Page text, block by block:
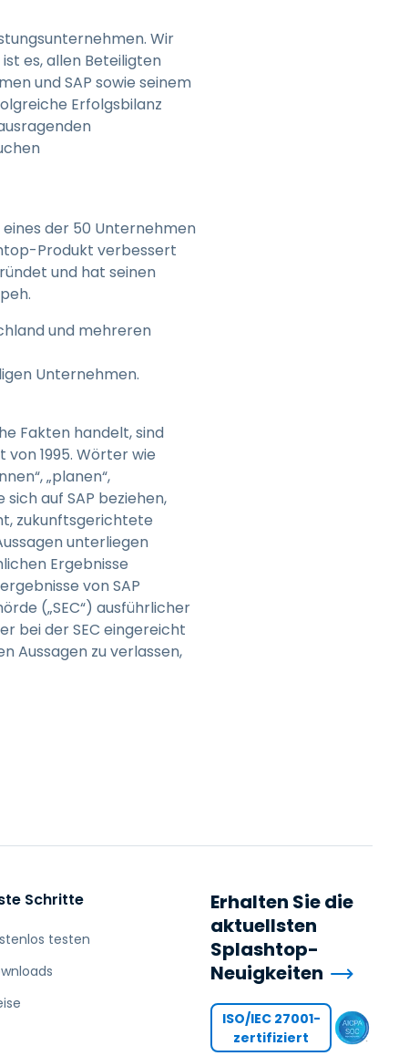
Wir
es, allen Beteiligten
und SAP sowie seinem
Erfolgsbilanz
der 50 Unternehmen
Produkt verbessert
und hat seinen
und mehreren
Unternehmen.
Fakten handelt, sind
von 1995. Wörter wie
„planen“,
sich auf SAP beziehen,
zukunftsgerichtete
unterliegen
Ergebnisse
von SAP
(„SEC“) ausführlicher
bei der SEC eingereicht
Aussagen zu verlassen,
Schritte
testen
Erhalten Sie die
aktuellsten
Splashtop-
Neuigkeiten
ISO/IEC 27001-
zertifiziert